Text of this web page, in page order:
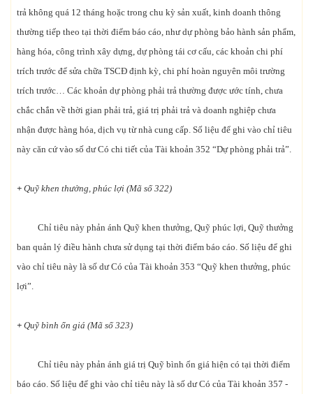
trả không quá 12 tháng hoặc trong chu kỳ sản xuất, kinh doanh thông
thường tiếp theo tại thời điểm báo cáo, như dự phòng bảo hành sản phẩm,
hàng hóa, công trình xây dựng, dự phòng tái cơ cấu, các khoản chi phí
trích trước để sửa chữa TSCĐ định kỳ, chi phí hoàn nguyên môi trường
trích trước… Các khoản dự phòng phải trả thường được ước tính, chưa
chắc chắn về thời gian phải trả, giá trị phải trả và doanh nghiệp chưa
nhận được hàng hóa, dịch vụ từ nhà cung cấp. Số liệu để ghi vào chỉ tiêu
này căn cứ vào số dư Có chi tiết của Tài khoản 352 “Dự phòng phải trả”.
+ Quỹ khen thưởng, phúc lợi (Mã số 322)
Chỉ tiêu này phản ánh Quỹ khen thưởng, Quỹ phúc lợi, Quỹ thưởng
ban quản lý điều hành chưa sử dụng tại thời điểm báo cáo. Số liệu để ghi
vào chỉ tiêu này là số dư Có của Tài khoản 353 “Quỹ khen thưởng, phúc
lợi”.
+ Quỹ bình ổn giá (Mã số 323)
Chỉ tiêu này phản ánh giá trị Quỹ bình ổn giá hiện có tại thời điểm
báo cáo. Số liệu để ghi vào chỉ tiêu này là số dư Có của Tài khoản 357 -